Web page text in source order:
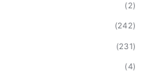
(2)
(242)
(231)
(4)